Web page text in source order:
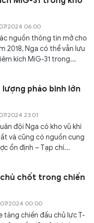
2024 06:00
nguồn thông tin mở cho
2018, Nga có thể vẫn lưu
kích MiG-31 trong...
pháo binh lớn
2024 23:01
đội Nga có kho vũ khí
và cũng có nguồn cung
ổn định – Tạp chí...
chốt trong chiến
07/2024 00:00
tăng chiến đấu chủ lực T-